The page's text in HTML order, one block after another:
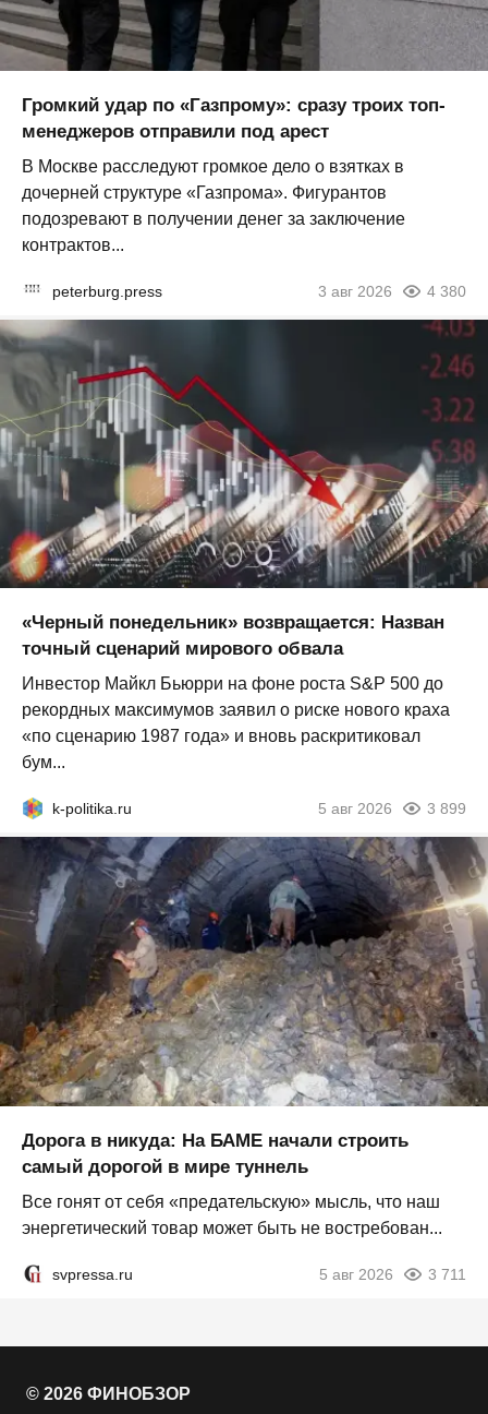
Громкий удар по «Газпрому»: сразу троих топ-
менеджеров отправили под арест
В Москве расследуют громкое дело о взятках в
дочерней структуре «Газпрома». Фигурантов
подозревают в получении денег за заключение
контрактов...
peterburg.press 3 авг 2026 4 380
«Черный понедельник» возвращается: Назван
точный сценарий мирового обвала
Инвестор Майкл Бьюрри на фоне роста S&P 500 до
рекордных максимумов заявил о риске нового краха
«по сценарию 1987 года» и вновь раскритиковал
бум...
k-politika.ru 5 авг 2026 3 899
Дорога в никуда: На БАМЕ начали строить
самый дорогой в мире туннель
Все гонят от себя «предательскую» мысль, что наш
энергетический товар может быть не востребован...
svpressa.ru 5 авг 2026 3 711
© 2026 ФИНОБЗОР